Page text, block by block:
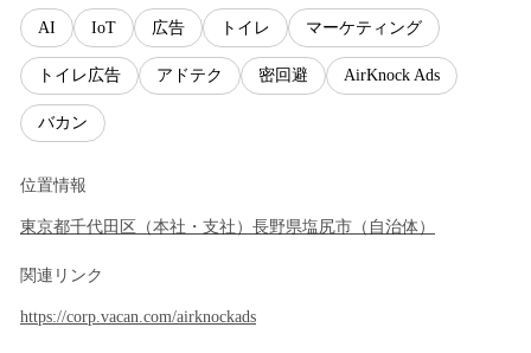
AI IoT 広告 トイレ マーケティング
トイレ広告 アドテク 密回避 AirKnock Ads
バカン
位置情報
東京都千代田区 （本社・支社 ） 長野県塩尻市 （ 自治体）
関連リンク
https://corp.vacan.com/airknockads